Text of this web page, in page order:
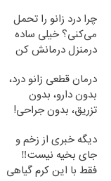
چرا درد زانو را تحمل
می‌کنی؟ خیلی ساده
درمنزل درمانش کن
درمان قطعی زانو درد،
بدون دارو، بدون
تزریق، بدون جراحی!
دیگه خبری از زخم و
جای بخیه نیست‼️
فقط با این کرم گیاهی